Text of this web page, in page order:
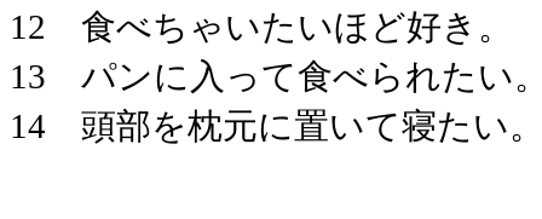
12 食べちゃいたいほど好き。
13 パンに入って食べられたい
14 頭部を枕元に置いて寝たい